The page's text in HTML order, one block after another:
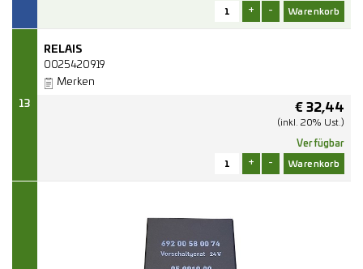
+ -
13
RELAIS
0025420919
Merken
€ 32,44
(inkl. 20% Ust.)
Verfügbar
+ -